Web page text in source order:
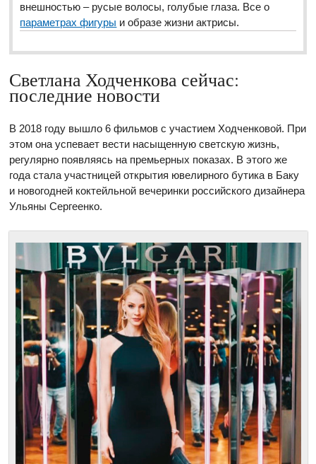
внешностью – русые волосы, голубые глаза. Все о
параметрах фигуры и образе жизни актрисы.
Светлана Ходченкова сейчас:
последние новости
В 2018 году вышло 6 фильмов с участием Ходченковой. При
этом она успевает вести насыщенную светскую жизнь,
регулярно появляясь на премьерных показах. В этого же
года стала участницей открытия ювелирного бутика в Баку
и новогодней коктейльной вечеринки российского дизайнера
Ульяны Сергеенко.